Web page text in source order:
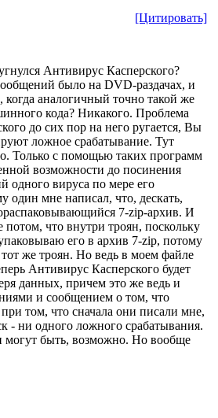
[Цитировать]
Антивирус Касперского?
было на DVD-раздачах, и
аналогичный точно такой же
кода? Никакого. Проблема
до сих пор на него ругается, Вы
ложное срабатывание. Тут
Только с помощью таких программ
возможности до посинения
одного вируса по мере его
один мне написал, что, дескать,
7-zip-архив. И
что внутри троян, поскольку
его в архив 7-zip, потому
же троян. Но ведь в моем файле
Антивирус Касперского будет
данных, причем это же ведь и
и сообщением о том, что
том, что сначала они писали мне,
- ни одного ложного срабатывания.
могут быть, возможно. Но вообще